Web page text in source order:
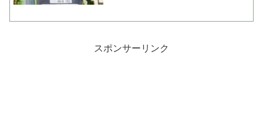
スポンサーリンク